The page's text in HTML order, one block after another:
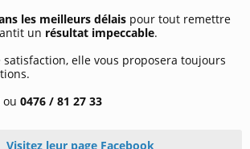
les meilleurs délais pour tout remettre
un résultat impeccable.
satisfaction, elle vous proposera toujours
ou 0476 / 81 27 33
Visitez leur page Facebook